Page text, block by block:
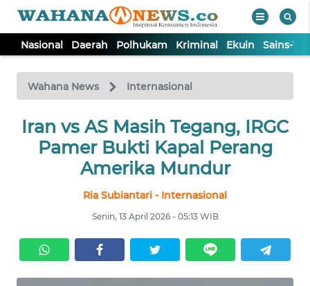
Nasional Daerah Polhukam Kriminal Ekuin Sains-
Wahana News Internasional
Iran vs AS Masih Tegang, IRGC
Pamer Bukti Kapal Perang
Amerika Mundur
Ria Subiantari - Internasional
Senin, 13 April 2026 - 05:13 WIB
TV
Tutup
NASIONAL
KRIMINAL
EKUIN